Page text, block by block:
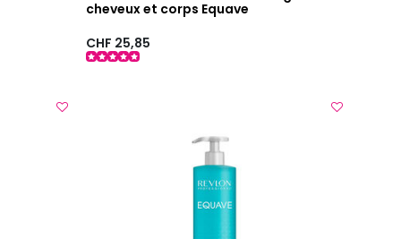
cheveux et corps Equave
CHF 25,85